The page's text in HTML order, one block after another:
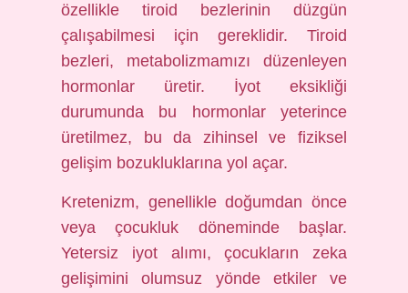
özellikle tiroid bezlerinin düzgün
çalışabilmesi için gereklidir. Tiroid
bezleri, metabolizmamızı düzenleyen
hormonlar üretir. İyot eksikliği
durumunda bu hormonlar yeterince
üretilmez, bu da zihinsel ve fiziksel
gelişim bozukluklarına yol açar.
Kretenizm, genellikle doğumdan önce
veya çocukluk döneminde başlar.
Yetersiz iyot alımı, çocukların zeka
gelişimini olumsuz yönde etkiler ve